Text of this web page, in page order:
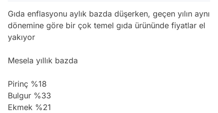
Gıda enflasyonu aylık bazda düşerken, geçen yılın aynı
dönemine göre bir çok temel gıda ürününde fiyatlar el
yakıyor
Mesela yıllık bazda
Pirinç %18
Bulgur %33
Ekmek %21